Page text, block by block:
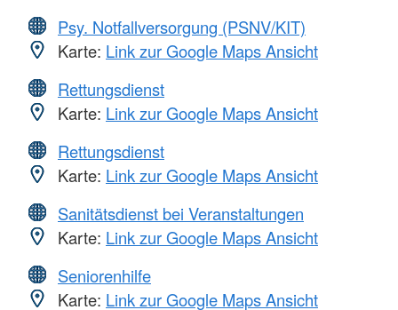
Psy. Notfallversorgung (PSNV/KIT)
Karte: Link zur Google Maps Ansicht
Rettungsdienst
Karte: Link zur Google Maps Ansicht
Rettungsdienst
Karte: Link zur Google Maps Ansicht
Sanitätsdienst bei Veranstaltungen
Karte: Link zur Google Maps Ansicht
Seniorenhilfe
Karte: Link zur Google Maps Ansicht